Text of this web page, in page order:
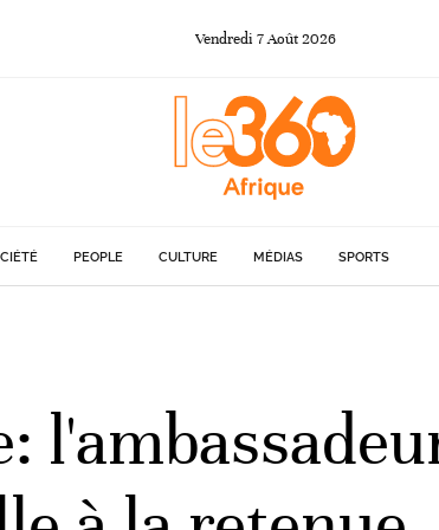
Vendredi 7Août 2026
PEOPLE CULTURE MÉDIAS SPORTS